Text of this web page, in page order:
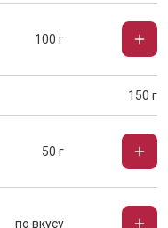
100 г
150 г
50 г
по вкусу